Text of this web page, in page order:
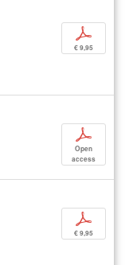
p
€ 9,95
p
Open
access
p
€ 9,95